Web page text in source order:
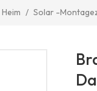
Heim / Solar -